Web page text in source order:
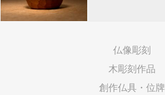
仏像彫刻
木彫刻作品
創作仏具・位牌